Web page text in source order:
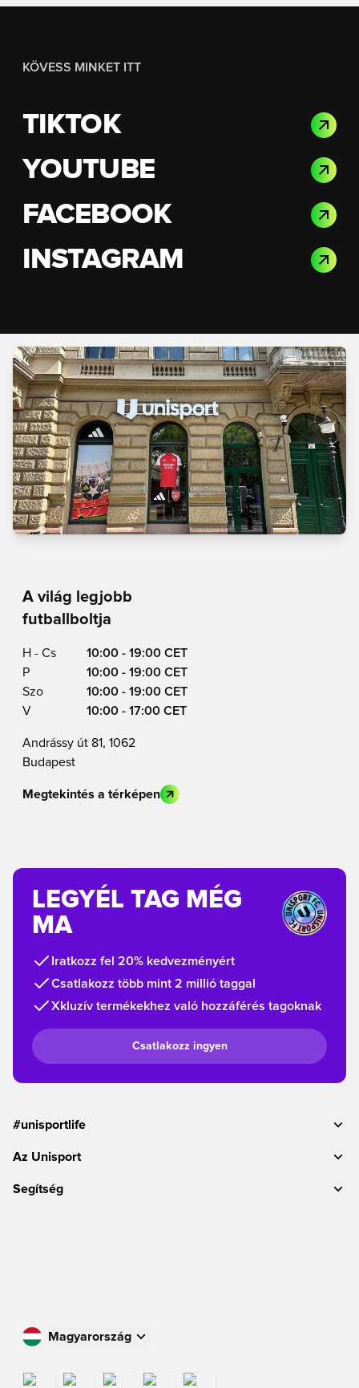
KÖVESS MINKET ITT
TIKTOK
YOUTUBE
FACEBOOK
INSTAGRAM
A világ legjobb
futballboltja
H - Cs
10:00 - 19:00 CET
P
10:00 - 19:00 CET
Szo
10:00 - 19:00 CET
V
10:00 - 17:00 CET
Andrássy út 81, 1062
Budapest
Megtekintés a térképen
LEGYÉL TAG MÉG
MA
Iratkozz fel 20% kedvezményért
Csatlakozz több mint 2 millió taggal
Xkluzív termékekhez való hozzáférés tagoknak
Csatlakozz ingyen
#unisportlife
Az Unisport
Segítség
Magyarország